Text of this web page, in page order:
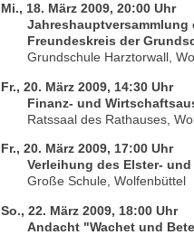
Mi., 18. März 2009, 20:00 Uhr
Freundeskreis der
Grundschule Harztorwall,
Fr., 20. März 2009, 14:30 Uhr
Finanz- und
Ratssaal des Rathauses,
Fr., 20. März 2009, 17:00 Uhr
Verleihung des Elster-
Große Schule, Wolfenbüttel
So., 22. März 2009, 18:00 Uhr
Andacht "Wachet und